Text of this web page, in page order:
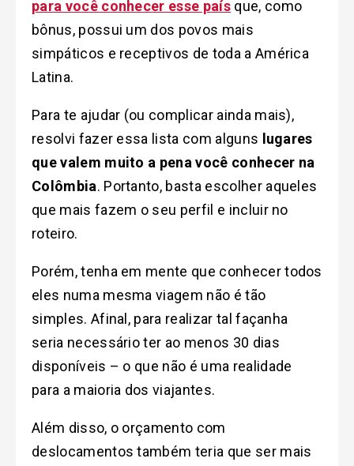
para você conhecer esse paísque, como
bônus, possui um dos povos mais
simpáticos e receptivos de toda a América
Latina.
Para te ajudar (ou complicar ainda mais),
resolvi fazer essa lista com alguns lugares
que valem muito a pena você conhecer na
Colômbia. Portanto, basta escolher aqueles
que mais fazem o seu perfil e incluir no
roteiro.
Porém, tenha em mente que conhecer todos
eles numa mesma viagem não é tão
simples. Afinal, para realizar tal façanha
seria necessário ter ao menos 30 dias
disponíveis – o que não é uma realidade
para a maioria dos viajantes.
Além disso, o orçamento com
deslocamentos também teria que ser mais